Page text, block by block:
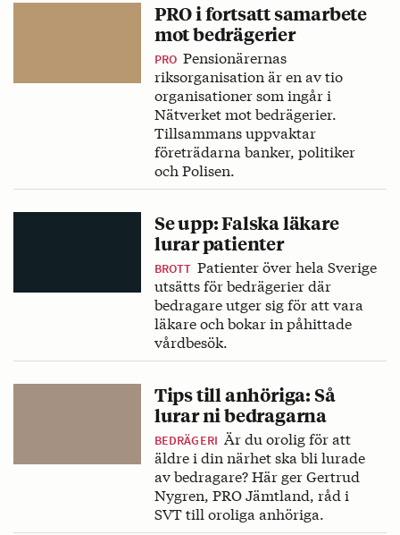
PRO i fortsatt samarbete
mot bedrägerier
PRO Pensionärernas
riksorganisation är en av tio
organisationer som ingår i
Nätverket mot bedrägerier.
Tillsammans uppvaktar
företrädarna banker, politiker
och Polisen.
Se upp: Falska läkare
lurar patienter
BROTT Patienter över hela Sverige
utsätts för bedrägerier där
bedragare utger sig för att vara
läkare och bokar in påhittade
vårdbesök.
Tips till anhöriga: Så
lurar ni bedragarna
BEDRÄGERI Är du orolig för att
äldre i din närhet ska bli lurade
av bedragare? Här ger Gertrud
Nygren, PRO Jämtland, råd i
SVT till oroliga anhöriga.